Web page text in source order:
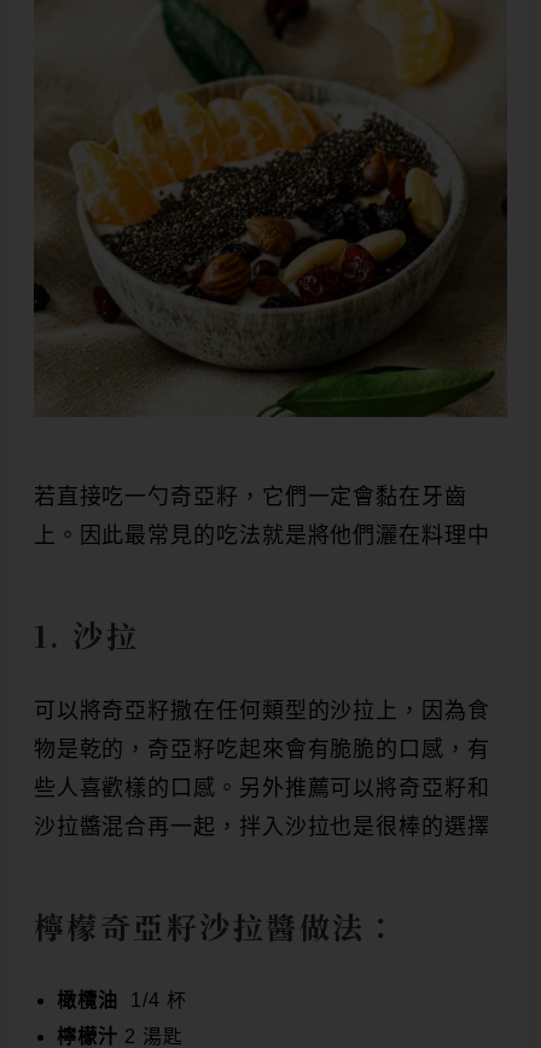
若直接吃一勺奇亞籽，它們一定會黏在牙齒
上。因此最常見的吃法就是將他們灑在料理中
1. 沙拉
可以將奇亞籽撒在任何類型的沙拉上，因為食
物是乾的，奇亞籽吃起來會有脆脆的口感，有
些人喜歡樣的口感。另外推薦可以將奇亞籽和
沙拉醬混合再一起，拌入沙拉也是很棒的選擇
檸檬奇亞籽沙拉醬做法：
橄欖油
1/4 杯
檸檬汁 2 湯匙